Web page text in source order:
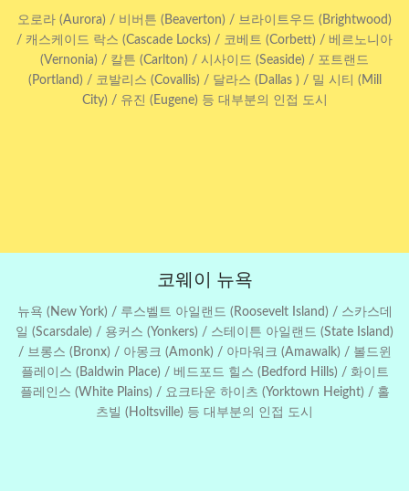
오로라 (Aurora) / 비버튼 (Beaverton) / 브라이트우드 (Brightwood)
/ 캐스케이드 락스 (Cascade Locks) / 코베트 (Corbett) / 베르노니아
(Vernonia) / 칼튼 (Carlton) / 시사이드 (Seaside) / 포트랜드
(Portland) / 코발리스 (Covallis) / 달라스 (Dallas ) / 밀 시티 (Mill
City) / 유진 (Eugene) 등 대부분의 인접 도시
코웨이 뉴욕
뉴욕 (New York) / 루스벨트 아일랜드 (Roosevelt Island) / 스카스데
일 (Scarsdale) / 용커스 (Yonkers) / 스테이튼 아일랜드 (State Island)
/ 브롱스 (Bronx) / 아몽크 (Amonk) / 아마워크 (Amawalk) / 볼드윈
플레이스 (Baldwin Place) / 베드포드 힐스 (Bedford Hills) / 화이트
플레인스 (White Plains) / 요크타운 하이츠 (Yorktown Height) / 홀
츠빌 (Holtsville) 등 대부분의 인접 도시